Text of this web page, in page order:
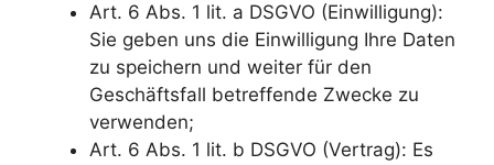
Art. 6 Abs. 1 lit. a DSGVO (Einwilligung):
Sie geben uns die Einwilligung Ihre Daten
zu speichern und weiter für den
Geschäftsfall betreffende Zwecke zu
verwenden;
Art. 6 Abs. 1 lit. b DSGVO (Vertrag): Es